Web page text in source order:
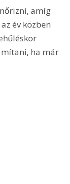
amíg
év közben
ha már